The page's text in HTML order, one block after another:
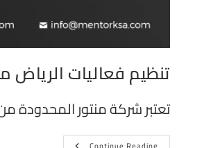
تنظيم فعاليات
تعتبر شركة منتور المحدودة